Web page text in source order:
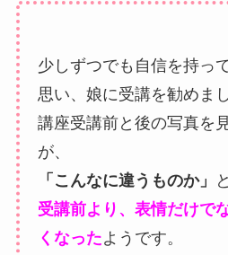
少しずつでも自信を持っ
思い、娘に受講を勧めまし
講座受講前と後の写真を
が、
「こんなに違うものか」
受講前より、表情だけで
くなったようです。